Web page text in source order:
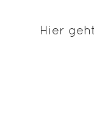
Hier